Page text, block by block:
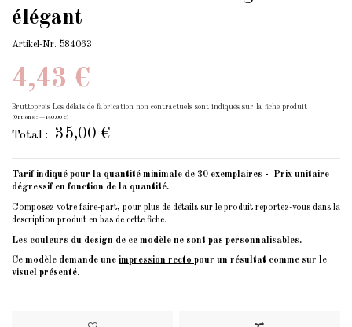
élégant
Artikel-Nr. 584063
4,43 €
Bruttopreis Les délais de fabrication non contractuels sont indiqués sur la fiche produit
(Options : +140,00 €)
Total : 35,00 €
Tarif indiqué pour la quantité minimale de 30 exemplaires - Prix unitaire
dégressif en fonction de la quantité.
Composez votre faire-part, pour plus de détails sur le produit reportez-vous dans la
description produit en bas de cette fiche.
Les couleurs du design de ce modèle ne sont pas personnalisables.
Ce modèle demande une impression recto pour un résultat comme sur le
visuel présenté.